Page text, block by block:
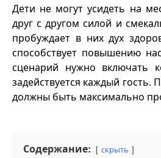
Дети не могут усидеть на
друг с другом силой и
пробуждает в них дух
способствует повышению
сценарий нужно включать
задействуется каждый гость.
должны быть максимально
Содержание: скрыть